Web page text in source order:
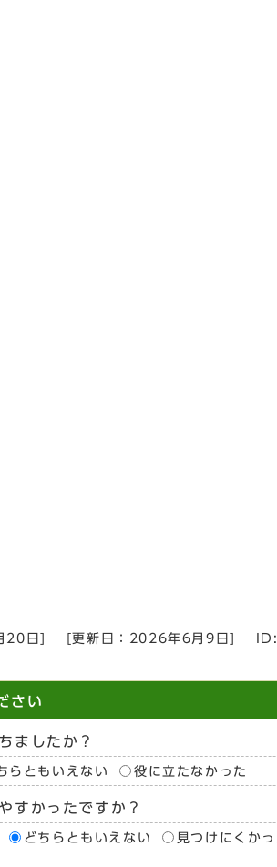
20日 [更新日： 2026年6月9日
さい
ましたか？
らともいえない 役に立たなかった
すかったですか？
どちらともいえない 見つけにくかっ